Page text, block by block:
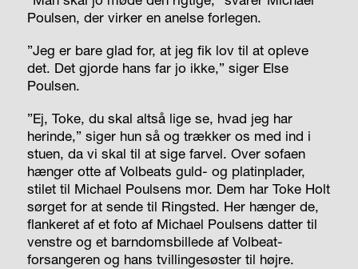
Poulsen, der virker en anelse forlegen.
”Jeg er bare glad for, at jeg fik lov til at opleve
det. Det gjorde hans far jo ikke,” siger Else
Poulsen.
”Ej, Toke, du skal altså lige se, hvad jeg har
herinde,” siger hun så og trækker os med ind i
stuen, da vi skal til at sige farvel. Over sofaen
hænger otte af Volbeats guld- og platinplader,
stilet til Michael Poulsens mor. Dem har Toke Holt
sørget for at sende til Ringsted. Her hænger de,
flankeret af et foto af Michael Poulsens datter til
venstre og et barndomsbillede af Volbeat-
forsangeren og hans tvillingesøster til højre.